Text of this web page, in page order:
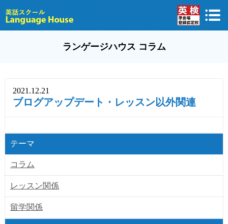
ランゲージハウス コラム
2021.12.21
ブログアップデート・レッスン以外関連
テーマ
コラム
レッスン関係
留学関係